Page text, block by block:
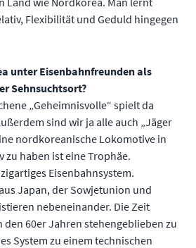
Flexibilität und Geduld hingegen
unter Eisenbahnfreunden als
Sehnsuchtsort?
„Geheimnisvolle“ spielt da
sind wir ja alle auch „Jäger
nordkoreanische Lokomotive in
zu haben ist eine Trophäe.
Eisenbahnsystem.
Japan, der Sowjetunion und
nebeneinander. Die Zeit
60er Jahren stehengeblieben zu
System zu einem technischen